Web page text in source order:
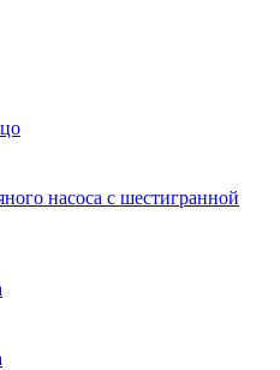
насоса с шестигранной